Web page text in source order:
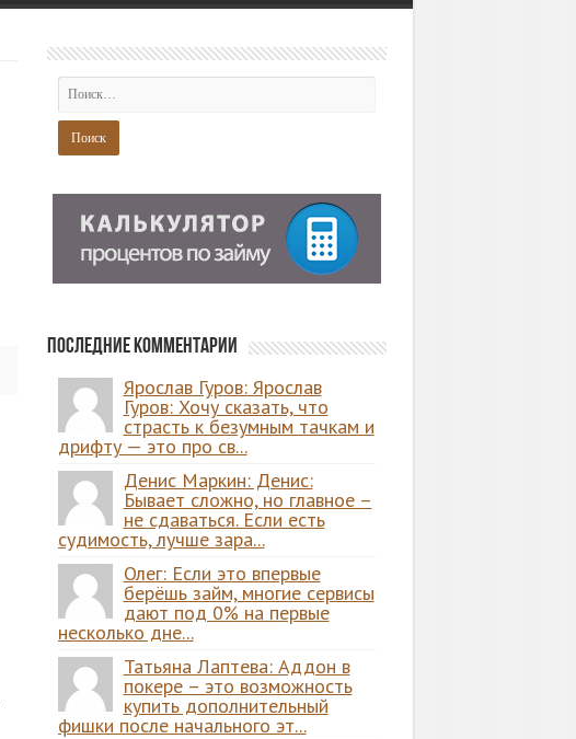
Последние комментарии
Ярослав Гуров: Ярослав
Гуров: Хочу сказать, что
страсть к безумным тачкам и
дрифту — это про св...
Денис Маркин: Денис:
Бывает сложно, но главное –
не сдаваться. Если есть
судимость, лучше зара...
Олег: Если это впервые
берёшь займ, многие сервисы
дают под 0% на первые
несколько дне...
Татьяна Лаптева: Аддон в
покере – это возможность
купить дополнительный
фишки после начального эт...